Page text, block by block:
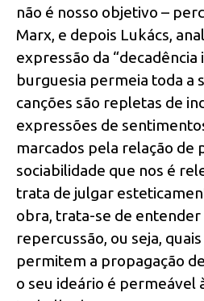
não é nosso objetivo –
Marx, e depois Lukács,
expressão da “decadência
burguesia permeia toda a
canções são repletas de
expressões de
marcados pela relação de
sociabilidade que nos é
trata de julgar
obra, trata-se de entender
repercussão, ou seja,
permitem a propagação
o seu ideário é permeável